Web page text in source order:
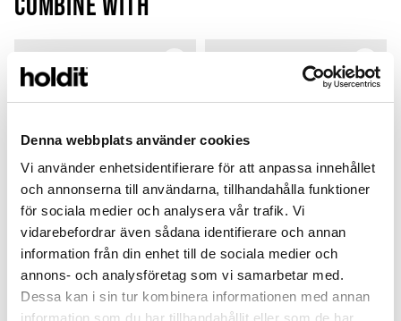
Denna webbplats använder cookies
Vi använder enhetsidentifierare för att anpassa innehållet
och annonserna till användarna, tillhandahålla funktioner
för sociala medier och analysera vår trafik. Vi
vidarebefordrar även sådana identifierare och annan
information från din enhet till de sociala medier och
annons- och analysföretag som vi samarbetar med.
Dessa kan i sin tur kombinera informationen med annan
information som du har tillhandahållit eller som de har
Print Pack Print Pack
Hanna KL x Holdit